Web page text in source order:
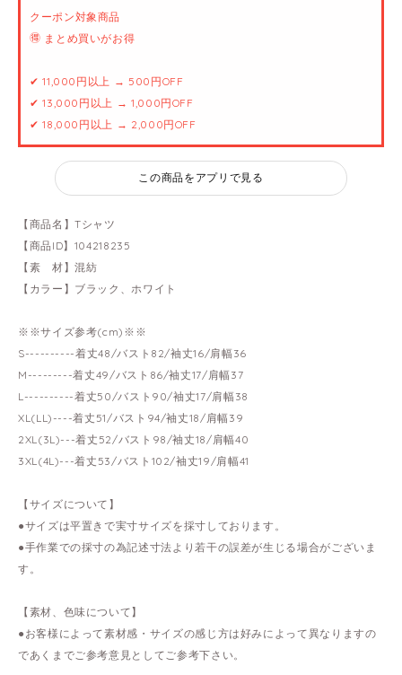
クーポン対象商品
🉐 まとめ買いがお得
✔ 11,000円以上 → 500円OFF
✔ 13,000円以上 → 1,000円OFF
✔ 18,000円以上 → 2,000円OFF
この商品をアプリで見る
【商品名】Tシャツ
【商品ID】104218235
【素 材】混紡
【カラー】ブラック、ホワイト
※※サイズ参考(cm)※※
S----------着丈48/バスト82/袖丈16/肩幅36
M---------着丈49/バスト86/袖丈17/肩幅37
L----------着丈50/バスト90/袖丈17/肩幅38
XL(LL)----着丈51/バスト94/袖丈18/肩幅39
2XL(3L)---着丈52/バスト98/袖丈18/肩幅40
3XL(4L)---着丈53/バスト102/袖丈19/肩幅41
【サイズについて】
●サイズは平置きで実寸サイズを採寸しております。
●手作業での採寸の為記述寸法より若干の誤差が生じる場合がございま
す。
【素材、色味について】
●お客様によって素材感・サイズの感じ方は好みによって異なりますの
であくまでご参考意見としてご参考下さい。